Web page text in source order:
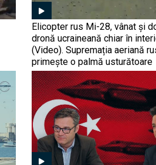
Elicopter rus Mi-28, vânat și
dronă ucraineană chiar în
(Video). Supremația aeriană
primește o palmă usturătoare